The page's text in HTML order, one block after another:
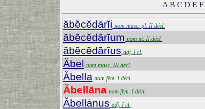
A B C D E F
ăbĕcĕdārĭi nom masc. pl. II décl.
ăbĕcĕdārĭum nom nt. II décl.
ăbĕcĕdārĭus adj. I cl.
Ăbel nom masc. III décl.
Ăbella nom fém. I décl.
Ăbellāna nom fém. I décl.
Ăbellānus adj. I cl.